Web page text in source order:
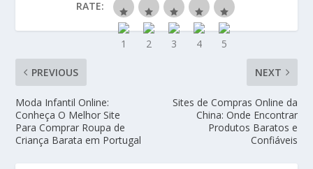
RATE:
PREVIOUS
Moda Infantil Online:
Conheça O Melhor Site
Para Comprar Roupa de
Criança Barata em Portugal
NEXT
Sites de Compras Online da
China: Onde Encontrar
Produtos Baratos e
Confiáveis